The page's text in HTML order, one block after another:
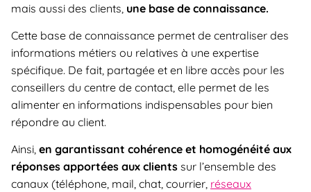
mais aussi des clients, une base de connaissance.
Cette base de connaissance permet de centraliser des
informations métiers ou relatives à une expertise
spécifique. De fait, partagée et en libre accès pour les
conseillers du centre de contact, elle permet de les
alimenter en informations indispensables pour bien
répondre au client.
Ainsi, en garantissant cohérence et homogénéité aux
réponses apportées aux clients sur l’ensemble des
canaux (téléphone, mail, chat, courrier, réseaux